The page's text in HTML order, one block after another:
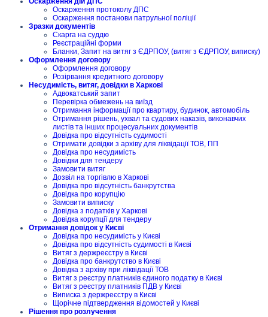
Оскарження протоколу ДПС
Оскарження постанови патрульної поліції
Зразки документів
Скарга на суддю
Реєстраційні форми
Бланки, Запит на витяг з ЄДРПОУ, (витяг з ЄДРПОУ, виписку)
Оформлення договору
Оформлення договору
Розірвання кредитного договору
Несудимість, витяг, довідки в Харкові
Адвокатський запит
Перевірка обмежень на виїзд
Отримання інформації про квартиру, будинок, автомобіль
Отримання рішень, ухвал та судових наказів, виконавчих
листів та інших процесуальних документів
Довідка про відсутність судимості
Отримати довідки з архіву для ліквідації ТОВ, ПП
Довідка про несудимість
Довідки для тендеру
Замовити витяг
Дозвіл на торгівлю в Харкові
Довідка про відсутність банкрутства
Довідка про корупцію
Замовити виписку
Довідка з податків у Харкові
Довідка корупції для тендеру
Отримання довідок у Києві
Довідка про несудимість у Києві
Довідка про відсутність судимості в Києві
Витяг з держреєстру в Києві
Довідка про банкрутство в Києві
Довідка з архіву при ліквідації ТОВ
Витяг з реєстру платників єдиного податку в Києві
Витяг з реєстру платників ПДВ у Києві
Виписка з держреєстру в Києві
Щорічне підтвердження відомостей у Києві
Рішення про розлучення